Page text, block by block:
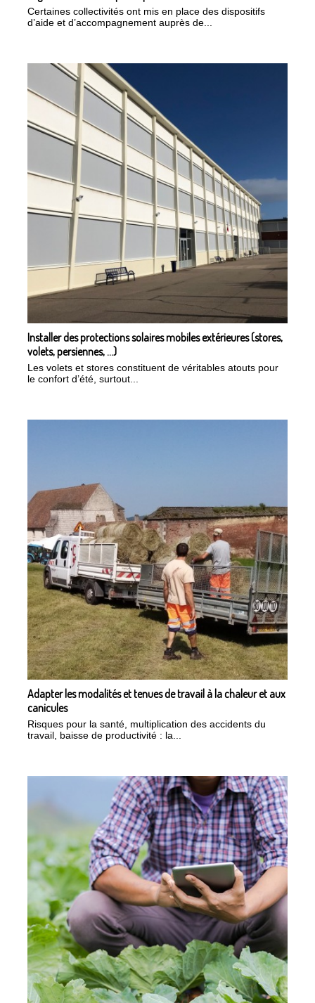
Certaines collectivités ont mis en place des dispositifs
d’aide et d’accompagnement auprès de...
Installer des protections solaires mobiles extérieures (stores,
volets, persiennes, …)
Les volets et stores constituent de véritables atouts pour
le confort d’été, surtout...
Adapter les modalités et tenues de travail à la chaleur et aux
canicules
Risques pour la santé, multiplication des accidents du
travail, baisse de productivité : la...